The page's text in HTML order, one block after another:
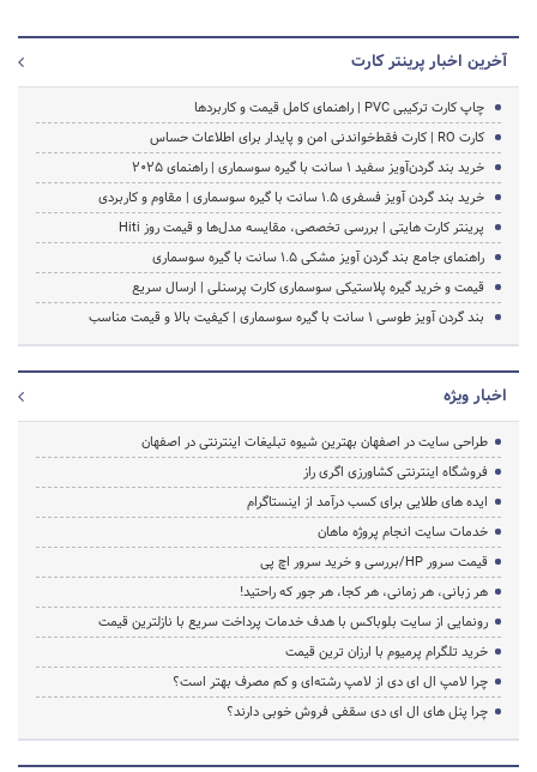
آخرین اخبار پرینتر کارت
چاپ کارت ترکیبی PVC | راهنمای کامل قیمت و کاربردها
کارت RO | کارت فقط‌خواندنی امن و پایدار برای اطلاعات حساس
خرید بند گردن‌آویز سفید ۱ سانت با گیره سوسماری | راهنمای ۲۰۲۵
خرید بند گردن آویز فسفری 1.5 سانت با گیره سوسماری | مقاوم و کاربردی
پرینتر کارت هایتی | بررسی تخصصی، مقایسه مدل‌ها و قیمت روز Hiti
راهنمای جامع بند گردن آویز مشکی ۱.۵ سانت با گیره سوسماری
قیمت و خرید گیره پلاستیکی سوسماری کارت پرسنلی | ارسال سریع
بند گردن آویز طوسی ۱ سانت با گیره سوسماری | کیفیت بالا و قیمت مناسب
اخبار ویژه
طراحی سایت در اصفهان بهترین شیوه تبلیغات اینترنتی در اصفهان
فروشگاه اینترنتی کشاورزی اگری راز
ایده های طلایی برای کسب درآمد از اینستاگرام
خدمات سایت انجام پروژه ماهان
قیمت سرور HP/بررسی و خرید سرور اچ پی
هر زبانی، هر زمانی، هر کجا، هر جور که راحتید!
رونمایی از سایت بلوباکس با هدف خدمات پرداخت سریع با نازلترین قیمت
خرید تلگرام پرمیوم با ارزان ترین قیمت
چرا لامپ ال ای دی از لامپ رشته‌ای و کم مصرف بهتر است؟
چرا پنل های ال ای دی سقفی فروش خوبی دارند؟